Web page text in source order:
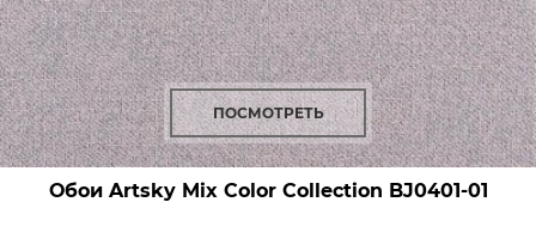
ПОСМОТРЕТЬ
Обои Artsky Mix Color Collection BJ0401-01